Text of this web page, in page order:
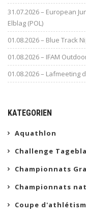
31.07.2026 – European
Elblag (POL)
01.08.2026 – Blue Track
01.08.2026 – IFAM
01.08.2026 – Lafmeeting
KATEGORIEN
Aquathlon
Challenge
Championnats
Championnats
Coupe